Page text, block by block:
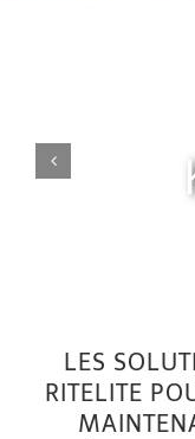
LES
RITELITE